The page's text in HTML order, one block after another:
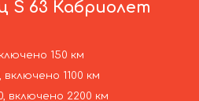
S 63 Кабриолет
150 км
1100 км
включено 2200 км